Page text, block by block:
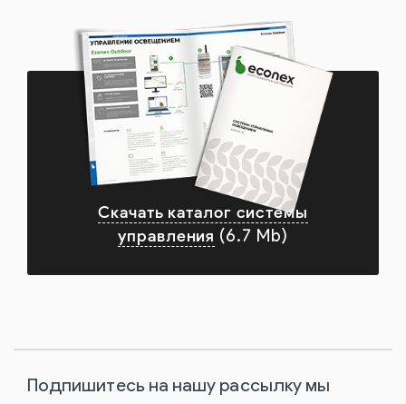
Скачать каталог системы
управления (6.7 Mb)
Подпишитесь на нашу рассылку мы